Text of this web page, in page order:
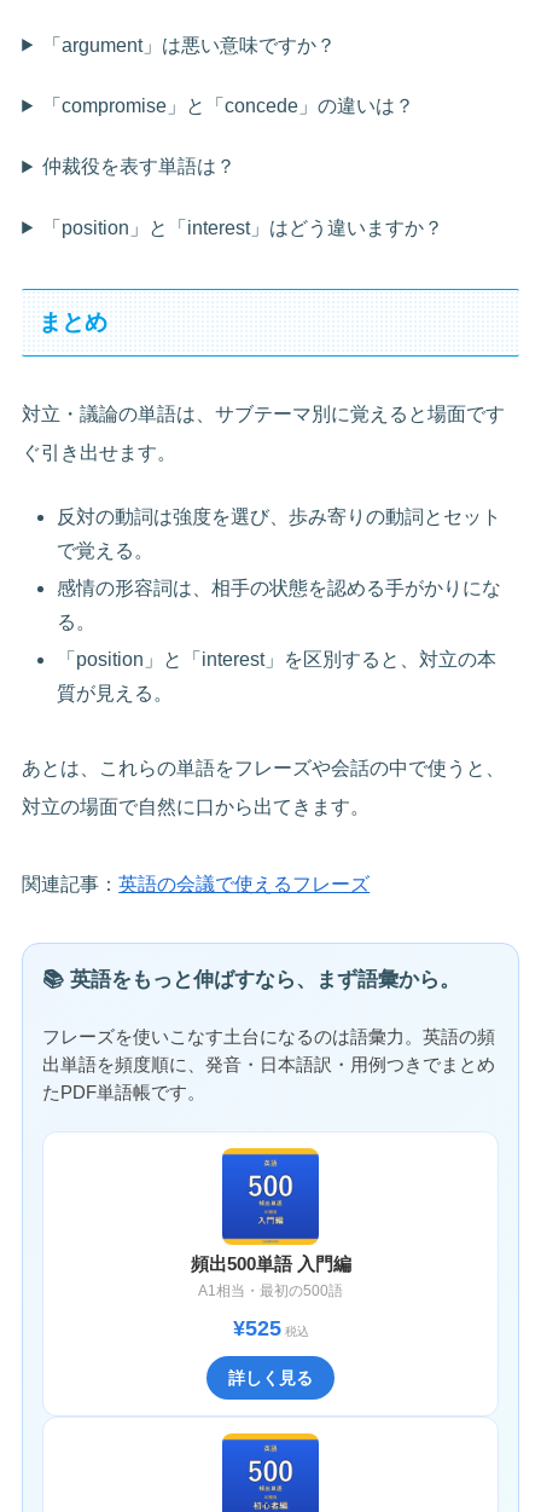
「argument」は悪い意味ですか？
「compromise」と「concede」の違いは？
仲裁役を表す単語は？
「position」と「interest」はどう違いますか？
まとめ
対立・議論の単語は、サブテーマ別に覚えると場面です
ぐ引き出せます。
反対の動詞は強度を選び、歩み寄りの動詞とセット
で覚える。
感情の形容詞は、相手の状態を認める手がかりにな
る。
「position」と「interest」を区別すると、対立の本
質が見える。
あとは、これらの単語をフレーズや会話の中で使うと、
対立の場面で自然に口から出てきます。
関連記事：英語の会議で使えるフレーズ
📚 英語をもっと伸ばすなら、まず語彙から。
フレーズを使いこなす土台になるのは語彙力。英語の頻
出単語を頻度順に、発音・日本語訳・用例つきでまとめ
たPDF単語帳です。
頻出500単語 入門編
A1相当・最初の500語
¥525税込
詳しく見る